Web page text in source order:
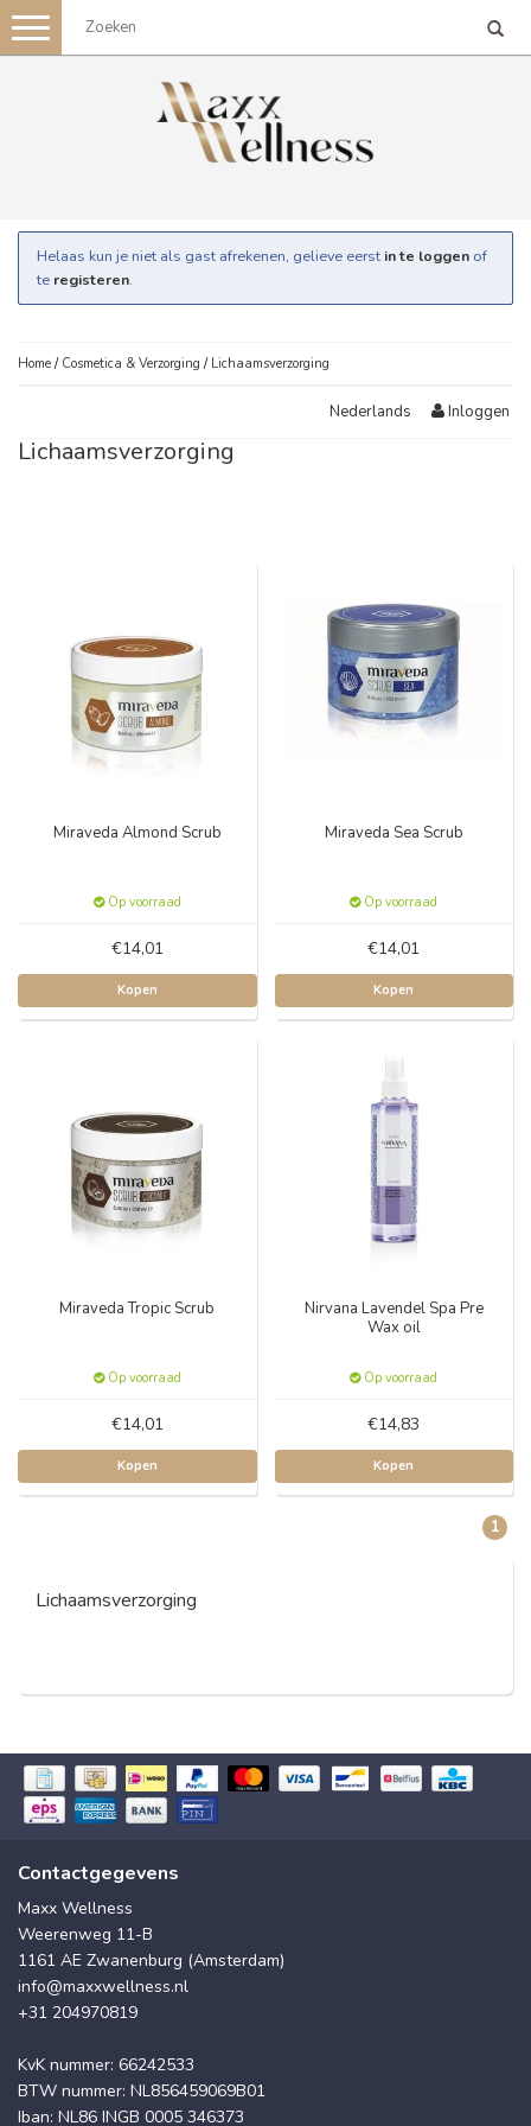
Toggle
navigation
Helaas kun je niet als gast afrekenen, gelieve eerst in te loggen of
te registeren.
Home / Cosmetica & Verzorging / Lichaamsverzorging
Nederlands Inloggen
Lichaamsverzorging
Miraveda Almond Scrub
Op voorraad
€14,01
Kopen
Miraveda Sea Scrub
Op voorraad
€14,01
Kopen
Miraveda Tropic Scrub
Op voorraad
€14,01
Kopen
Nirvana Lavendel Spa Pre
Wax oil
Op voorraad
€14,83
Kopen
1
Lichaamsverzorging
Contactgegevens
Maxx Wellness
Weerenweg 11-B
1161 AE Zwanenburg (Amsterdam)
info@maxxwellness.nl
+31 204970819
KvK nummer: 66242533
BTW nummer: NL856459069B01
Iban: NL86 INGB 0005 346373